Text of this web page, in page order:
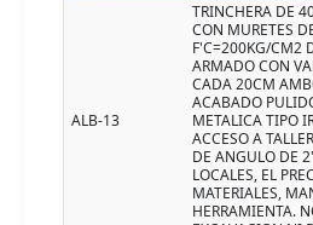
ALB-13
TRINCHERA DE
CON MURETES
F'C=200KG/CM2
ARMADO CON
CADA 20CM
ACABADO
METALICA TIPO
ACCESO A
DE ANGULO DE
LOCALES, EL
MATERIALES,
HERRAMIENTA.